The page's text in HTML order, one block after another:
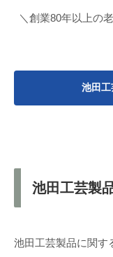
＼創業80年以上の
池田
池田工芸製
池田工芸製品に関す